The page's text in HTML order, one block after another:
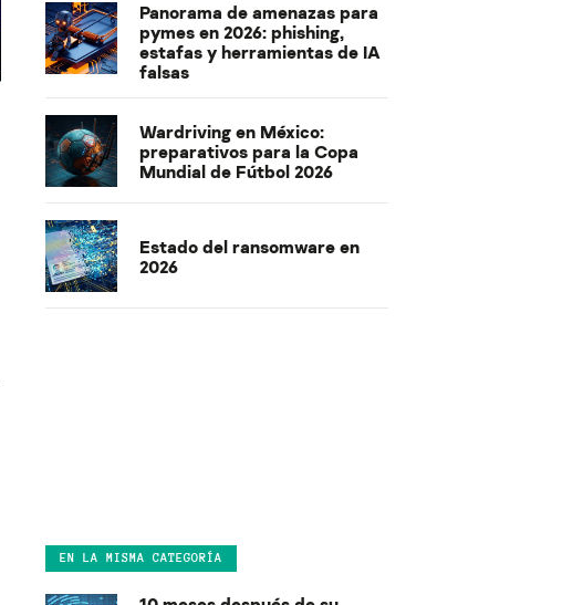
Panorama de amenazas para
pymes en 2026: phishing,
estafas y herramientas de IA
falsas
Wardriving en México:
preparativos para la Copa
Mundial de Fútbol 2026
Estado del ransomware en
2026
EN LA MISMA CATEGORÍA